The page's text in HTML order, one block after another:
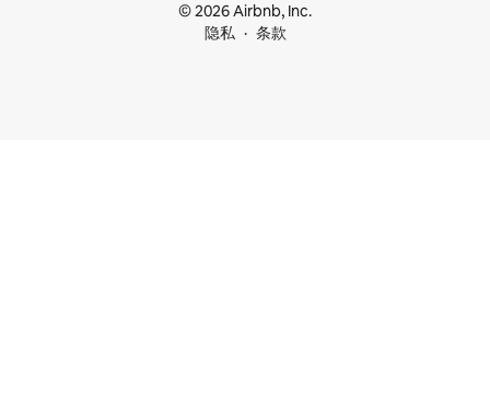
© 2026 Airbnb, Inc.
隐私
条款